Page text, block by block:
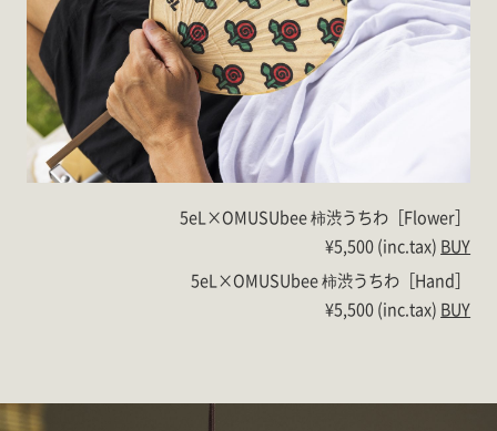
5eL×OMUSUbee 柿渋うちわ［Flower］
¥5,500 (inc.tax) BUY
5eL×OMUSUbee 柿渋うちわ［Hand］
¥5,500 (inc.tax) BUY